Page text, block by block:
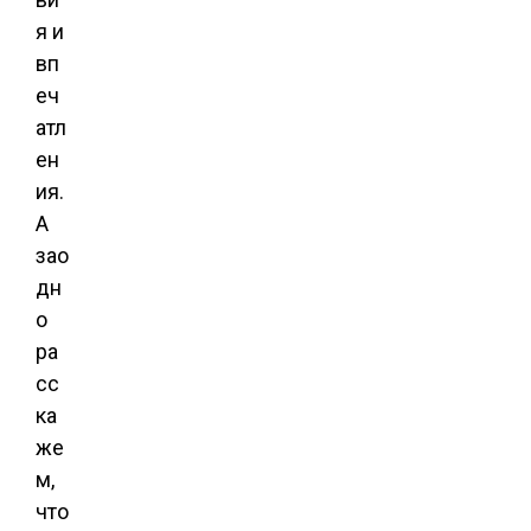
я и
вп
еч
атл
ен
ия.
А
зао
дн
о
ра
сс
ка
же
м,
что